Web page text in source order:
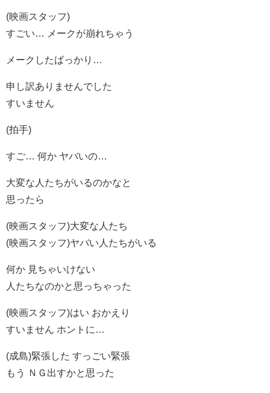
(映画スタッフ)
すごい… メークが崩れちゃう
メークしたばっかり…
申し訳ありませんでした
すいません
(拍手)
すご… 何か ヤバいの…
大変な人たちがいるのかなと
思ったら
(映画スタッフ)大変な人たち
(映画スタッフ)ヤバい人たちがいる
何か 見ちゃいけない
人たちなのかと思っちゃった
(映画スタッフ)はい おかえり
すいません ホントに…
(成島)緊張した すっごい緊張
もう ＮＧ出すかと思った